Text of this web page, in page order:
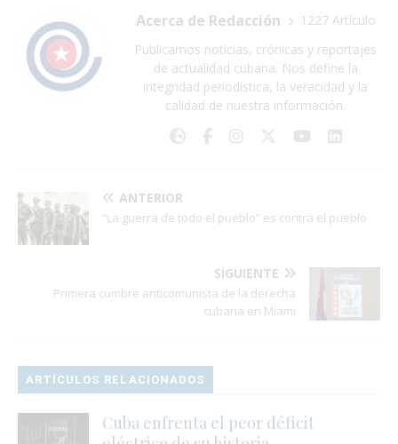
Acerca de Redacción
1227 Artículo
Publicamos noticias, crónicas y reportajes
de actualidad cubana. Nos define la
integridad periodística, la veracidad y la
calidad de nuestra información.
ANTERIOR
“La guerra de todo el pueblo” es contra el pueblo
SIGUIENTE
Primera cumbre anticomunista de la derecha
cubana en Miami
ARTÍCULOS RELACIONADOS
Cuba enfrenta el peor déficit